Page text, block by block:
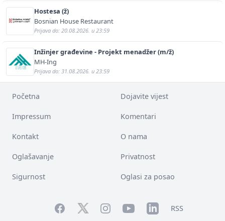
Hostesa (ž)
Bosnian House Restaurant
Prijava do: 20.08.2026. u 23:59
Inžinjer građevine - Projekt menadžer (m/ž)
MH-Ing
Prijava do: 31.08.2026. u 23:59
Početna Dojavite vijest
Impressum Komentari
Kontakt O nama
Oglašavanje Privatnost
Sigurnost Oglasi za posao
FacebookTwitterInstagramYouTubeLinkedInRSS